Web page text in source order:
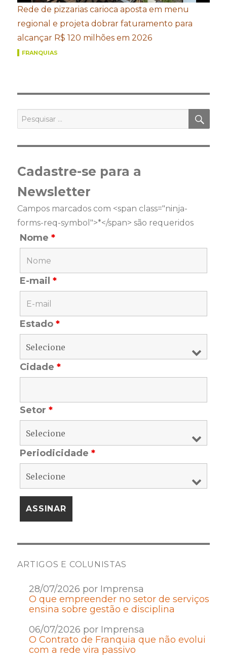
Rede de pizzarias carioca aposta em menu
regional e projeta dobrar faturamento para
alcançar R$ 120 milhões em 2026
FRANQUIAS
por:
Cadastre-se para a
Newsletter
Campos marcados com <span class="ninja-
forms-req-symbol">*</span> são requeridos
Nome*
E-mail*
Estado*
Cidade*
Setor*
Periodicidade*
ARTIGOS E COLUNISTAS
28/07/2026 por Imprensa
O que empreender no setor de serviços
ensina sobre gestão e disciplina
06/07/2026 por Imprensa
O Contrato de Franquia que não evolui
com a rede vira passivo